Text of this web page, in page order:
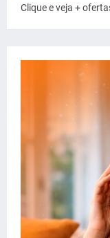
Clique e veja +